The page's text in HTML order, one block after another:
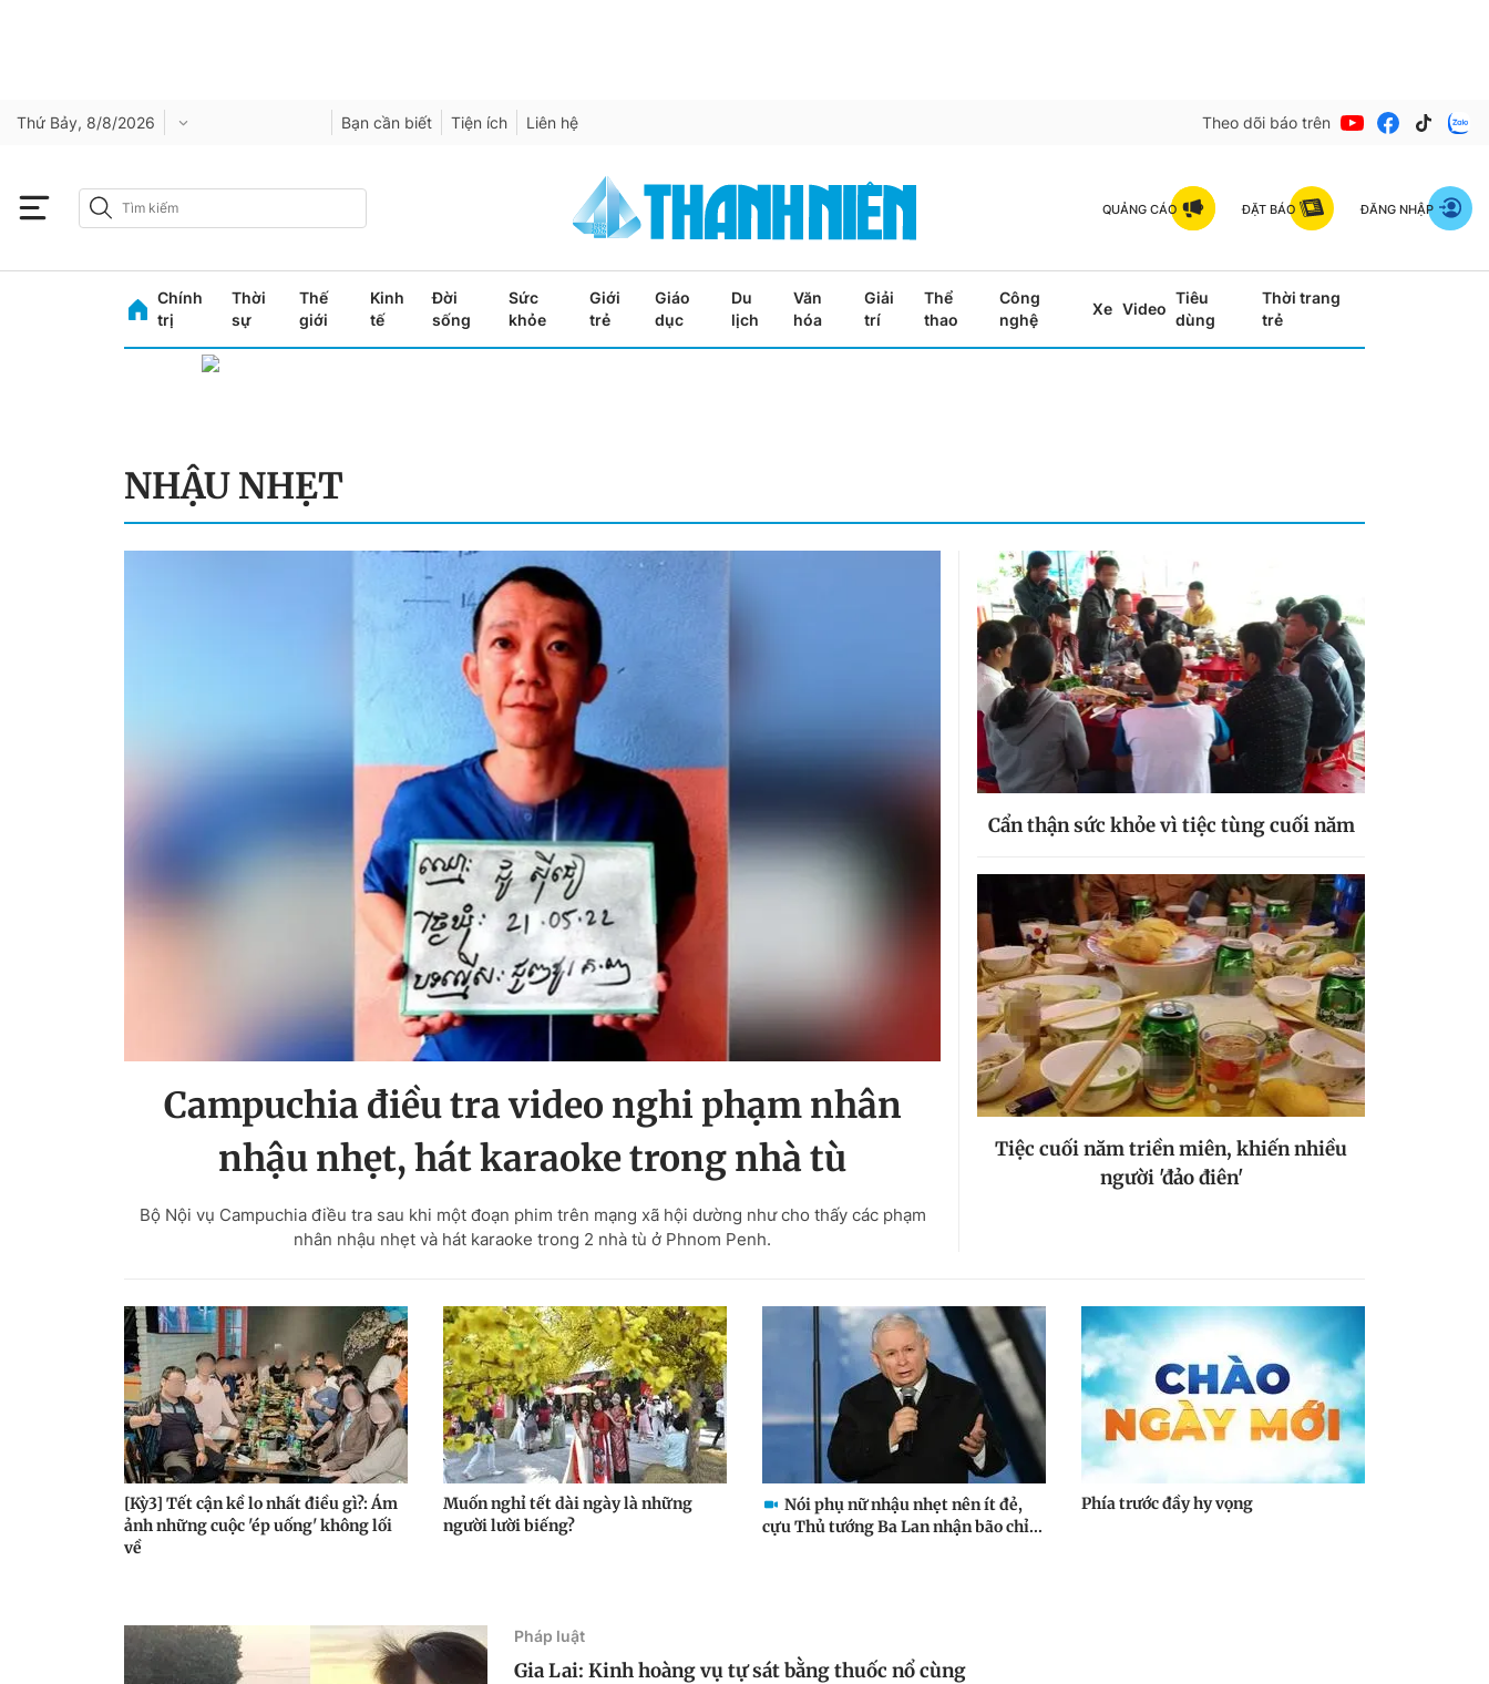
Thứ Bảy, 8/8/2026 Bạn cần biết Tiện ích Liên hệ Theo dõi báo trên
QUẢNG CÁO ĐẶT BÁO ĐĂNG NHẬP
Chính
trị
Thời
sự
Thế
giới
Kinh
tế
Đời
sống
Sức
khỏe
Giới
trẻ
Giáo
dục
Du
lịch
Văn
hóa
Giải
trí
Thể
thao
Công
nghệ
Xe Video
Tiêu
dùng
Thời trang
trẻ
NHẬU NHẸT
Campuchia điều tra video nghi phạm nhân
nhậu nhẹt, hát karaoke trong nhà tù
Bộ Nội vụ Campuchia điều tra sau khi một đoạn phim trên mạng xã hội dường như cho thấy các phạm
nhân nhậu nhẹt và hát karaoke trong 2 nhà tù ở Phnom Penh.
Cẩn thận sức khỏe vì tiệc tùng cuối năm
Tiệc cuối năm triền miên, khiến nhiều
người 'đảo điên'
[Kỳ3] Tết cận kề lo nhất điều gì?: Ám
ảnh những cuộc 'ép uống' không lối
về
Muốn nghỉ tết dài ngày là những
người lười biếng?
Nói phụ nữ nhậu nhẹt nên ít đẻ,
cựu Thủ tướng Ba Lan nhận bão chỉ...
Phía trước đầy hy vọng
Pháp luật
Gia Lai: Kinh hoàng vụ tự sát bằng thuốc nổ cùng